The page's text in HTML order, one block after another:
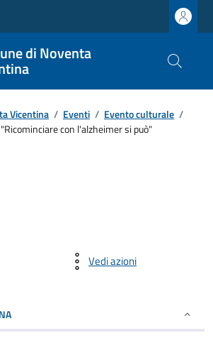
di Noventa
Vicentina / Eventi / Evento culturale /
con l'alzheimer si può"
Vedi azioni